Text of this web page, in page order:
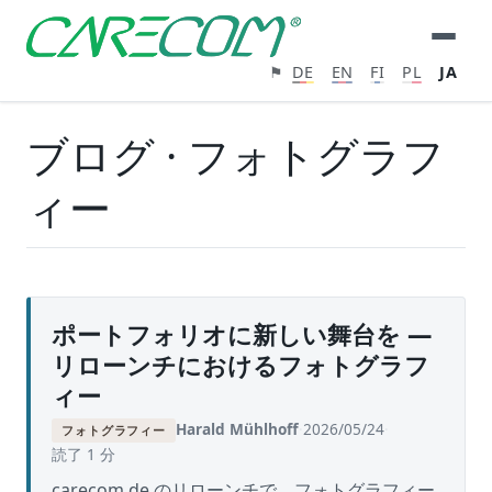
⚑ DE EN FI PL JA
ブログ · フォトグラフ
ィー
ポートフォリオに新しい舞台を —
リローンチにおけるフォトグラフ
ィー
フォトグラフィー Harald Mühlhoff· 2026/05/24·
読了 1 分